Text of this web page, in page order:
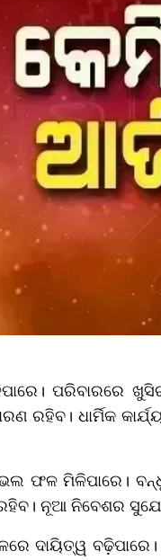
ପରିବାରରେ
ରହିବ। ଧାର୍ମିକ
ଫଳ ମିଳିପାରେ।
ନୂଆ ନିବେଶର
ଦାୟିତ୍ୱ